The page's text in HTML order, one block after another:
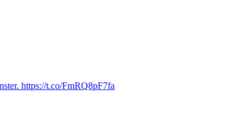
https://t.co/FmRQ8pF7fa